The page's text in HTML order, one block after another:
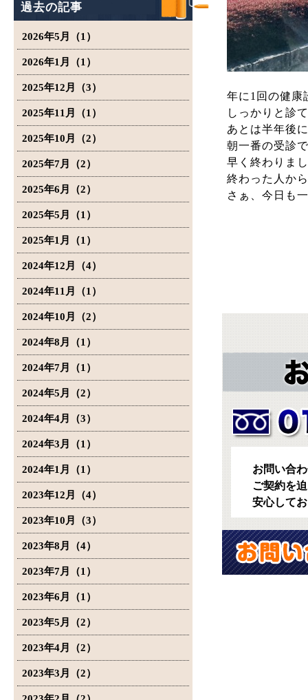
過去の記事
2026年5月（1）
2026年1月（1）
2025年12月（3）
2025年11月（1）
2025年10月（2）
2025年7月（2）
2025年6月（2）
2025年5月（1）
2025年1月（1）
2024年12月（4）
2024年11月（1）
2024年10月（2）
2024年8月（1）
2024年7月（1）
2024年5月（2）
2024年4月（3）
2024年3月（1）
2024年1月（1）
2023年12月（4）
2023年10月（3）
2023年8月（4）
2023年7月（1）
2023年6月（1）
2023年5月（2）
2023年4月（2）
2023年3月（2）
年に1回の健康
しっかりと診
あとは半年後
朝一番の受診
早く終わりま
終わった人か
さぁ、今日も
お問い合
ご契約を
安心して